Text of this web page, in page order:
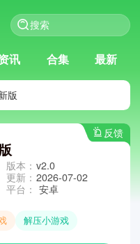
讯 合集 最新
版
反馈
版本： v2.0
更新： 2026-07-02
平台： 安卓
解压小游戏